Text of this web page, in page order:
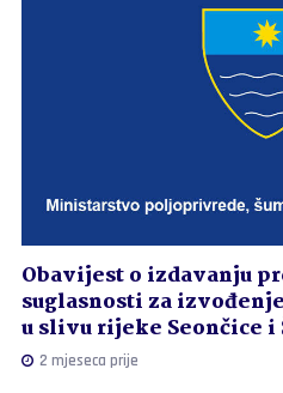
Obavijest o izdavanju
suglasnosti za
u slivu rijeke Seončice i
2 mjeseca prije